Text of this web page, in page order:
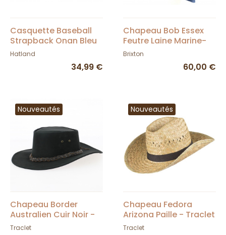
Casquette Baseball
Strapback Onan Bleu
- Hatland
Hatland
34,99 €
Chapeau Bob Essex
Feutre Laine Marine-
Brixton
Brixton
60,00 €
Nouveautés
Chapeau Border
Australien Cuir Noir -
Aussie Apparel
Traclet
Nouveautés
Chapeau Fedora
Arizona Paille - Traclet
Traclet